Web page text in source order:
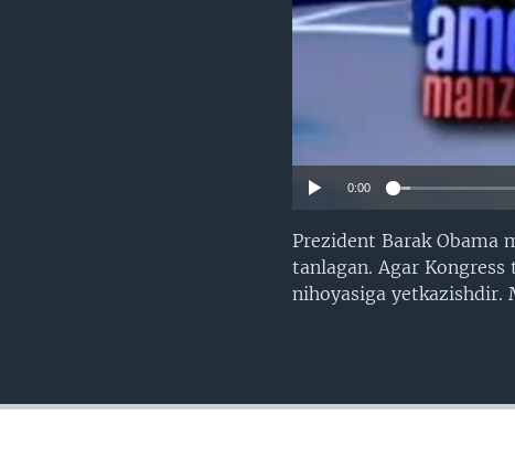
0:00
Prezident Barak Obama
tanlagan. Agar
nihoyasiga yetkazishdir.